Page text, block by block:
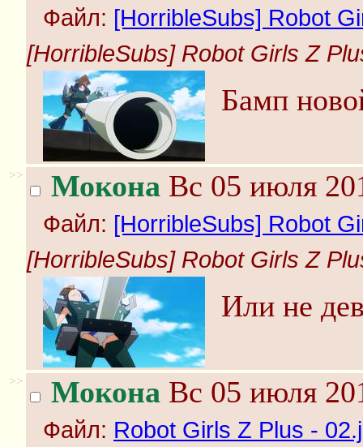
Файл: [HorribleSubs] Robot
[HorribleSubs] Robot Girls Z
Бамп
>> Мокона Вс 05 июля
Файл: [HorribleSubs] Robot
[HorribleSubs] Robot Girls Z
Или не
>> Мокона Вс 05 июля
Файл: Robot Girls Z Plus -